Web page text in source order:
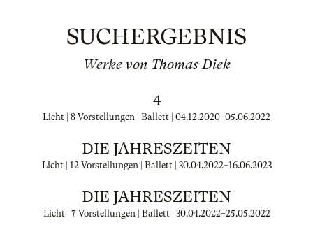
SUCHERGEBNIS
Werke von Thomas Diek
4
Licht | 8 Vorstellungen | Ballett | 04.12.2020–05.06.2022
DIE JAHRESZEITEN
Licht | 12 Vorstellungen | Ballett | 30.04.2022–16.06.2023
DIE JAHRESZEITEN
Licht | 7 Vorstellungen | Ballett | 30.04.2022–25.05.2022